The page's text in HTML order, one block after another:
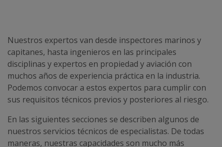
Nuestros expertos van desde inspectores marinos y
capitanes, hasta ingenieros en las principales
disciplinas y expertos en propiedad y aviación con
muchos años de experiencia práctica en la industria.
Podemos convocar a estos expertos para cumplir con
sus requisitos técnicos previos y posteriores al riesgo.
En las siguientes secciones se describen algunos de
nuestros servicios técnicos de especialistas. De todas
maneras, nuestras capacidades son mucho más